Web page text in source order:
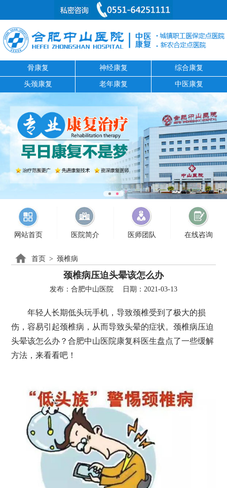
骨康复 神经康复 综合康复
头颈康复 老年康复 中医康复
网站首页 医院简介 医师团队 在线咨询
首页 >颈椎病
颈椎病压迫头晕该怎么办
发布：合肥中山医院 日期：2021-03-13
年轻人长期低头玩手机，导致颈椎受到了极大的损
伤，容易引起颈椎病，从而导致头晕的症状。颈椎病压迫
头晕该怎么办？合肥中山医院康复科医生盘点了一些缓解
方法，来看看吧！